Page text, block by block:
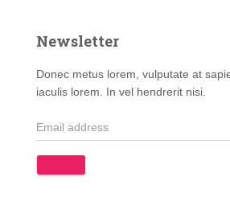
Newsletter
Donec metus lorem, vulputate at
iaculis lorem. In vel hendrerit nisi.